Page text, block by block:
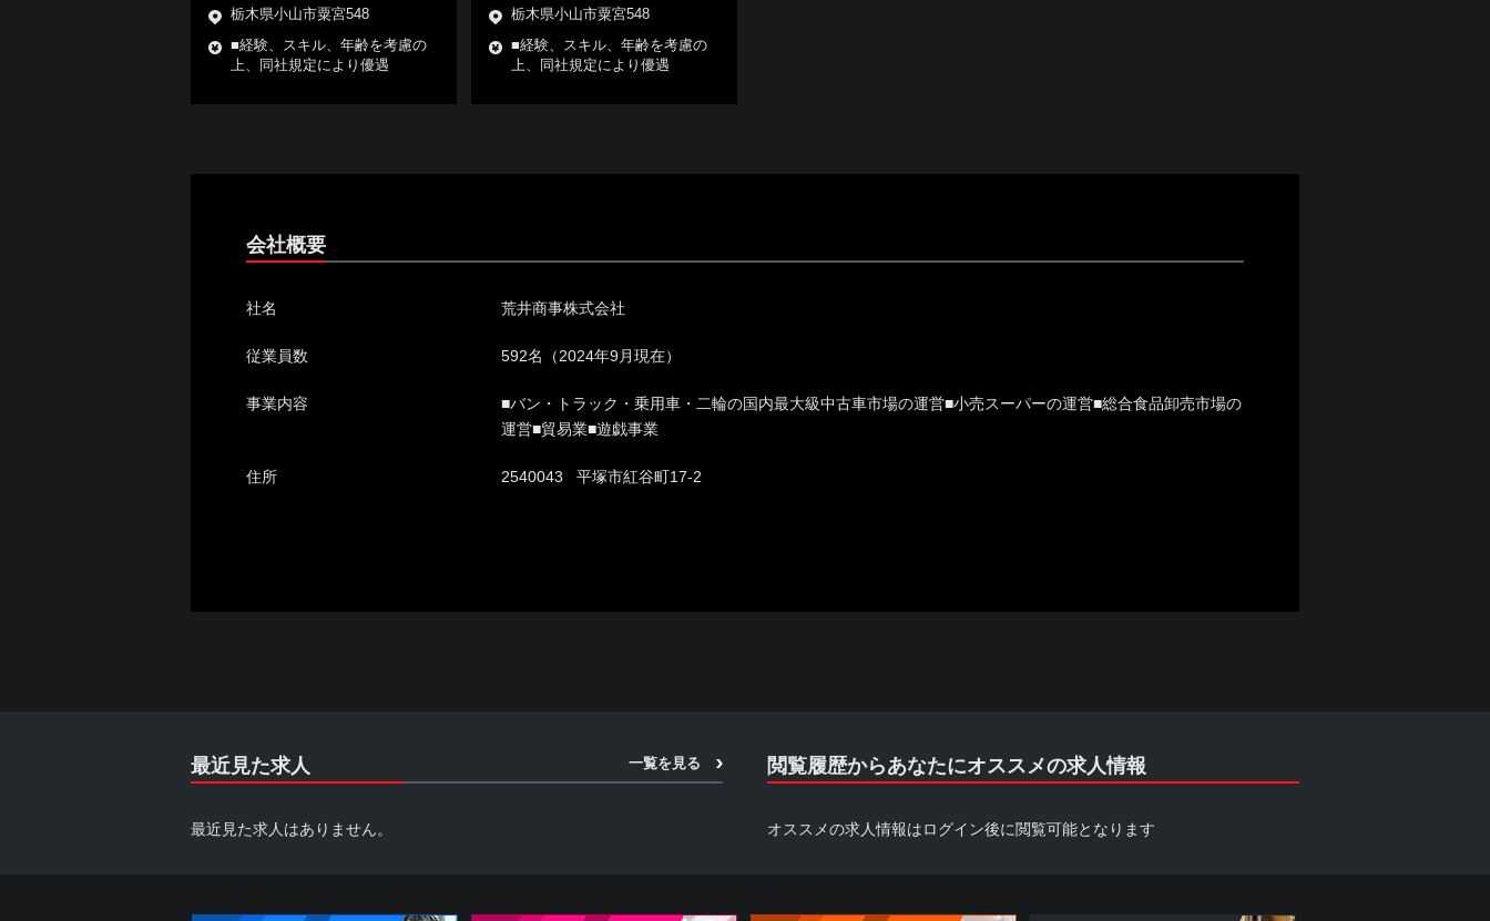
栃木県小山市粟宮548
■経験、スキル、年齢を考慮の
上、同社規定により優遇
栃木県小山市粟宮548
■経験、スキル、年齢を考慮の
上、同社規定により優遇
会社概要
社名 荒井商事株式会社
従業員数 592名（2024年9月現在）
事業内容
■バン・トラック・乗用車・二輪の国内最大級中古車市場の運営■小売スーパーの運営■総合食品卸売市場の
運営■貿易業■遊戯事業
住所 2540043 平塚市紅谷町17-2
最近見た求人 一覧を見る
最近見た求人はありません。
閲覧履歴からあなたにオススメの求人情報
オススメの求人情報はログイン後に閲覧可能となります